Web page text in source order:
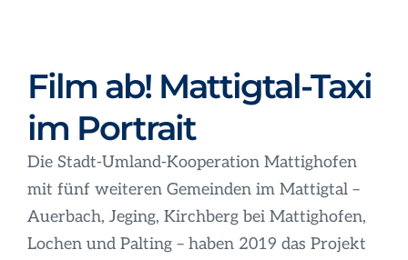
Projekte
Förderungen
Organisation
Film ab! Mattigtal-Taxi
im Portrait
Die Stadt-Umland-Kooperation Mattighofen
mit fünf weiteren Gemeinden im Mattigtal –
Auerbach, Jeging, Kirchberg bei Mattighofen,
Lochen und Palting – haben 2019 das Projekt